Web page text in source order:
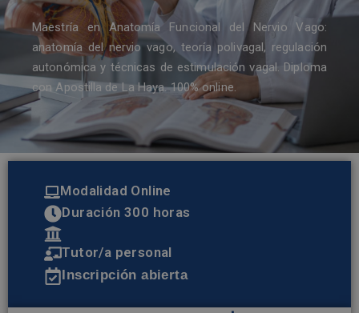
Maestría en Anatomía Funcional del Nervio Vago:
anatomía del nervio vago, teoría polivagal, regulación
autonómica y técnicas de estimulación vagal. Diploma
con Apostilla de La Haya. 100% online.
Modalidad Online
Duración 300 horas
Tutor/a personal
Inscripción abierta